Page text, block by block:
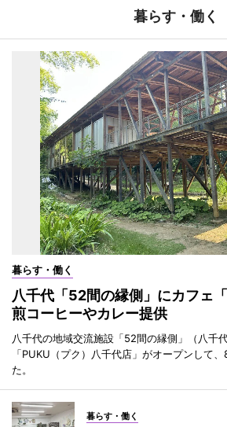
暮らす・働く
暮らす・働く
八千代「52間の縁側」にカフェ
煎コーヒーやカレー提供
八千代の地域交流施設「52間の縁側」（八千
「PUKU（プク）八千代店」がオープンして
た。
暮らす・働く